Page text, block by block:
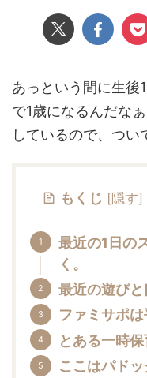
あっという間に生後
で1歳になるんだな
しているので、つい
もくじ [隠す]
最近の1日の
く。
最近の遊びと
ファミサポは
とある一時保
ここはパド